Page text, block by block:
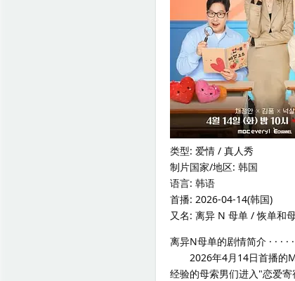
类型: 爱情 / 真人秀
制片国家/地区: 韩国
语言: 韩语
首播: 2026-04-14(韩国)
又名: 离异 N 母单 / 恢单和
离异N母单的剧情简介 · · · · ·
2026年4月14日首播的
经验的母索男们进入"恋爱寄